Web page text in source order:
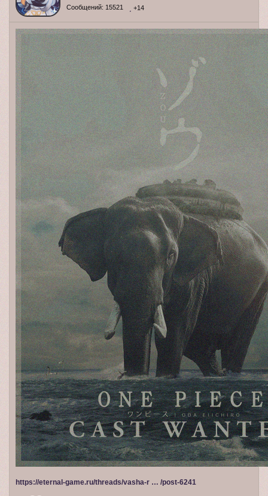
Сообщений: 15521 +14
https://eternal-game.ru/threads/vasha-r … /post-6241